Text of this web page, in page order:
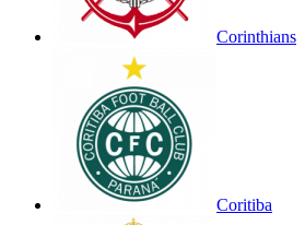
Corinthians
Coritiba